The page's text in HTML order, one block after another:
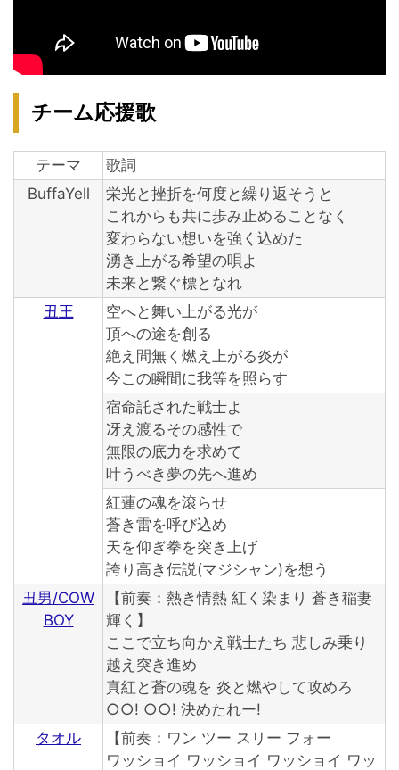
チーム応援歌
テーマ
歌詞
BuffaYell
栄光と挫折を何度と繰り返そうと
これからも共に歩み止めることなく
変わらない想いを強く込めた
湧き上がる希望の唄よ
未来と繋ぐ標となれ
丑王
空へと舞い上がる光が
頂への途を創る
絶え間無く燃え上がる炎が
今この瞬間に我等を照らす
宿命託された戦士よ
冴え渡るその感性で
無限の底力を求めて
叶うべき夢の先へ進め
紅蓮の魂を滾らせ
蒼き雷を呼び込め
天を仰ぎ拳を突き上げ
誇り高き伝説(マジシャン)を想う
丑男/COW
BOY
【前奏：熱き情熱 紅く染まり 蒼き稲妻
輝く】
ここで立ち向かえ戦士たち 悲しみ乗り
越え突き進め
真紅と蒼の魂を 炎と燃やして攻めろ
○○! ○○! 決めたれー!
タオル
【前奏：ワン ツー スリー フォー
ワッショイ ワッショイ ワッショイ ワッ